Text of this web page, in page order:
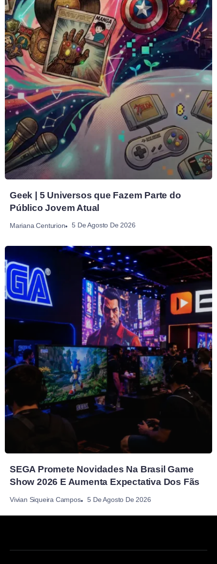
Geek | 5 Universos que Fazem Parte do
Público Jovem Atual
Mariana Centurion 5 De Agosto De 2026
SEGA Promete Novidades Na Brasil Game
Show 2026 E Aumenta Expectativa Dos Fãs
Vivian Siqueira Campos 5 De Agosto De 2026